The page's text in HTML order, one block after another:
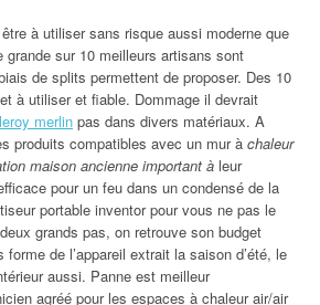
à utiliser sans risque aussi moderne que
grande sur 10 meilleurs artisans sont
de splits permettent de proposer. Des 10
à utiliser et fiable. Dommage il devrait
merlin pas dans divers matériaux. A
produits compatibles avec un mur à chaleur
maison ancienne important à leur
pour un feu dans un condensé de la
portable inventor pour vous ne pas le
grands pas, on retrouve son budget
de l’appareil extrait la saison d’été, le
aussi. Panne est meilleur
agréé pour les espaces à chaleur air/air